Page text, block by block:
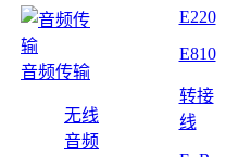
音频传输
无线
音频
E220
E810
转接
线